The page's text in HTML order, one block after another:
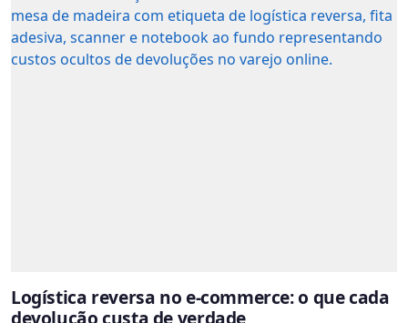
Logística reversa no e-commerce: o que cada
devolução custa de verdade